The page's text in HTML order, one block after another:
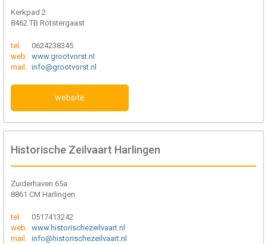
Kerkpad 2
8462 TB Rotstergaast
tel.
0624238345
web. www.grootvorst.nl
mail. info@grootvorst.nl
website
Historische Zeilvaart Harlingen
Zuiderhaven 65a
8861 CM Harlingen
tel.
0517413242
web. www.historischezeilvaart.nl
mail. info@historischezeilvaart.nl